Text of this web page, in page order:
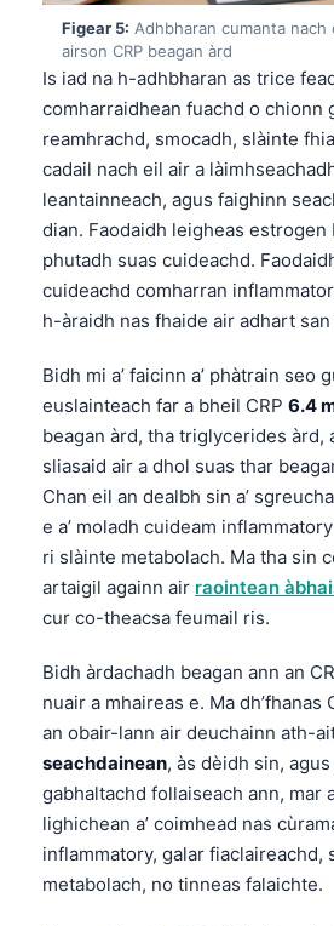
Figear 5: Adhbharan cumanta nach
airson CRP beagan àrd
Is iad na h-adhbharan as trice
comharraidhean fuachd o chionn
reamhrachd, smocadh, slàinte
cadail nach eil air a
leantainneach, agus faighinn
dian. Faodaidh leigheas estrogen
phutadh suas cuideachd.
cuideachd comharran
h-àraidh nas fhaide air adhart
Bidh mi a’ faicinn a’ phàtrain seo
euslainteach far a bheil CRP 6.4
beagan àrd, tha triglycerides àrd,
sliasaid air a dhol suas thar
Chan eil an dealbh sin a’
e a’ moladh cuideam
ri slàinte metabolach. Ma tha sin
artaigil againn air raointean
cur co-theacsa feumail ris.
Bidh àrdachadh beagan ann an
nuair a mhaireas e. Ma dh’fhanas
an obair-lann air deuchainn ath-
seachdainean, às dèidh sin,
gabhaltachd follaiseach ann, mar
lighichean a’ coimhead nas
inflammatory, galar fiaclaireachd,
metabolach, no tinneas falaichte.
Hrvatski
Slovenčina
كوردی‎
سنڌي
සිංහල
Galego
Latviešu valoda
Македонски јазик
Euskara
Occitan
العربية المغربية
Afrikaans
ພາສາລາວ
Basa Jawa
Cebuano
ئۇيغۇرچە
Кыргызча
Татар теле
Беларуская мова
Esperanto